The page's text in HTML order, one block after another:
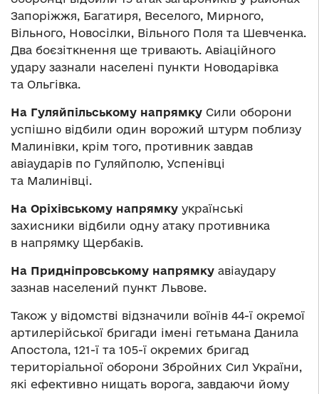
Запоріжжя, Багатиря, Веселого, Мирного,
Вільного, Новосілки, Вільного Поля та Шевченка.
Два боєзіткнення ще тривають. Авіаційного
удару зазнали населені пункти Новодарівка
та Ольгівка.
На Гуляйпільському напрямку Сили оборони
успішно відбили один ворожий штурм поблизу
Малинівки, крім того, противник завдав
авіаударів по Гуляйполю, Успенівці
та Малинівці.
На Оріхівському напрямку українські
захисники відбили одну атаку противника
в напрямку Щербаків.
На Придніпровському напрямку авіаудару
зазнав населений пункт Львове.
Також у відомстві відзначили воїнів 44-ї окремої
артилерійської бригади імені гетьмана Данила
Апостола, 121-ї та 105-ї окремих бригад
територіальної оборони Збройних Сил України,
які ефективно нищать ворога, завдаючи йому